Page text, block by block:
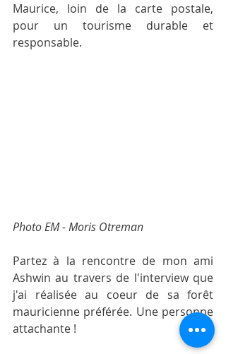
Maurice, loin de la carte postale,
pour un tourisme durable et
responsable.
Photo EM - Moris Otreman
Partez à la rencontre de mon ami
Ashwin au travers de l'interview que
j'ai réalisée au coeur de sa forêt
mauricienne préférée. Une personne
attachante !